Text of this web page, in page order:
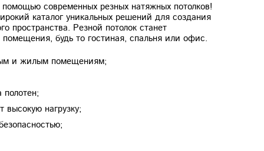
современных резных натяжных потолков!
каталог уникальных решений для создания
пространства. Резной потолок станет
будь то гостиная, спальня или офис.
и жилым помещениям;
нагрузку;